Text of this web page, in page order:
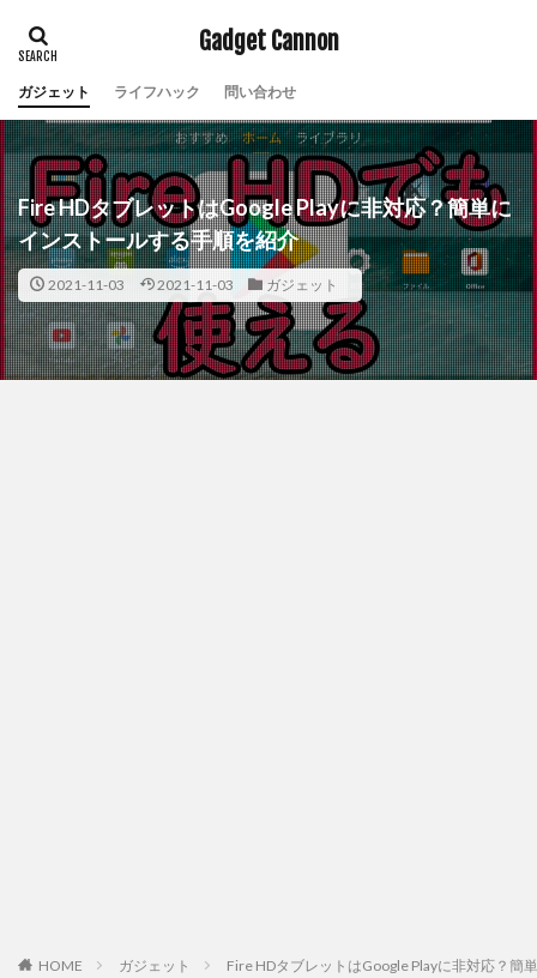
Gadget Cannon
ガジェット ライフハック 問い合わせ
Fire HDタブレットはGoogle Playに非対応？簡単に
インストールする手順を紹介
2021-11-03 2021-11-03 ガジェット
HOME ガジェット Fire HDタブレットはGoogle Playに非対応？簡